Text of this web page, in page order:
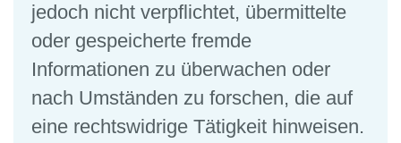
jedoch nicht verpflichtet, übermittelte
oder gespeicherte fremde
Informationen zu überwachen oder
nach Umständen zu forschen, die auf
eine rechtswidrige Tätigkeit hinweisen.